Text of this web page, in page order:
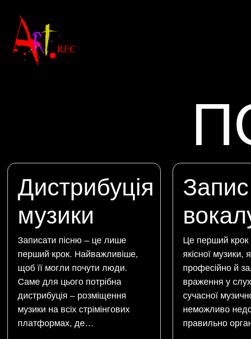
Дистрибуція
музики
Записати пісню – це лише
перший крок. Найважливіше,
щоб її могли почути люди.
Саме для цього потрібна
дистрибуція – розміщення
музики на всіх стрімінгових
платформах, де…
Запис
Це перший крок
якісної музики,
професійно й
враження у
сучасної
неможливо
правильно